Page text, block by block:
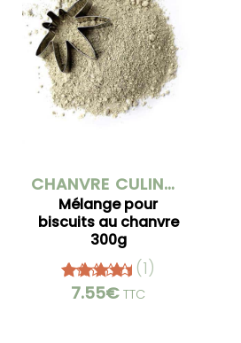
CHANVRE CULINAIRE
Mélange pour
biscuits au chanvre
300g
Note5.00
(1)
7.55€ TTC